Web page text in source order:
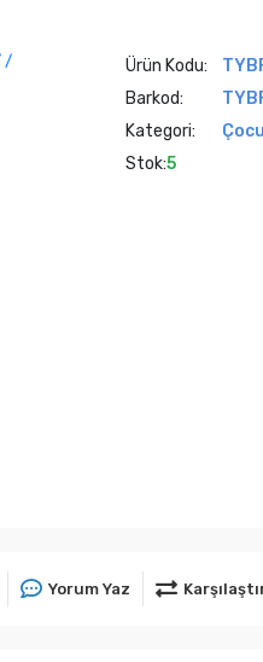
Ürün Kodu:
Barkod:
Kategori:
Stok:5
Yorum Yaz